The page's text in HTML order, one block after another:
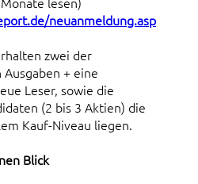
neuanmeldung.asp
zwei der
+ eine
Leser, sowie die
(2 bis 3 Aktien) die
Kauf-Niveau liegen.
Blick